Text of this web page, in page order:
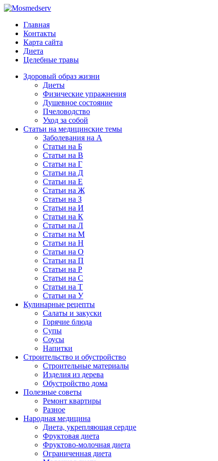
Главная
Контакты
Карта сайта
Диета
Целебные травы
Здоровый образ жизни
Диеты
Физические упражнения
Душевное состояние
Пчеловодство
Уход за собой
Статьи на медицинские темы
Заболевания на А
Статьи на Б
Статьи на В
Статьи на Г
Статьи на Д
Статьи на Е
Статьи на Ж
Статьи на З
Статьи на И
Статьи на К
Статьи на Л
Статьи на М
Статьи на Н
Статьи на О
Статьи на П
Статьи на Р
Статьи на С
Статьи на Т
Статьи на У
Кулинарные рецепты
Салаты и закуски
Горячие блюда
Супы
Соусы
Напитки
Строительство и обустройство
Строительные материалы
Изделия из дерева
Обустройство дома
Полезные советы
Ремонт квартиры
Разное
Народная медицина
Диета, укрепляющая сердце
Фруктовая диета
Фруктово-молочная диета
Ограниченная диета